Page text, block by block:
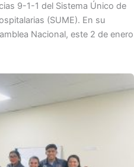
9-1-1 del Sistema Único de
(SUME). En su
Nacional, este 2 de enero